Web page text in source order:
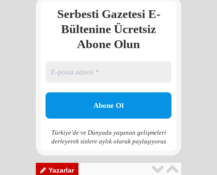
Serbesti Gazetesi E-
Bültenine Ücretsiz
Abone Olun
Türkiye'de ve Dünyada yaşanan gelişmeleri
derleyerek sizlere aylık olarak paylaşıyoruz
Yazarlar
Colani’nin arkasındaki güç
Faruk eş-Şara mı?
Hark Denklemi
Çözüm Süreci’nin yeniden
Kadına şiddet “Devlet” eliyle
meşrulaştırılıyor
Atilla Yüceak